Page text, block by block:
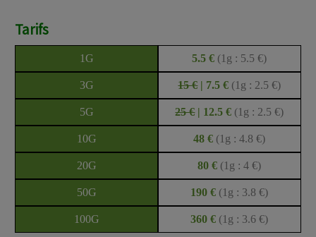
Tarifs
1G 5.5 € (1g : 5.5 €)
3G 15 €| 7.5 € (1g : 2.5 €)
5G 25 €| 12.5 € (1g : 2.5 €)
10G 48 € (1g : 4.8 €)
20G 80 € (1g : 4 €)
50G 190 € (1g : 3.8 €)
100G 360 € (1g : 3.6 €)